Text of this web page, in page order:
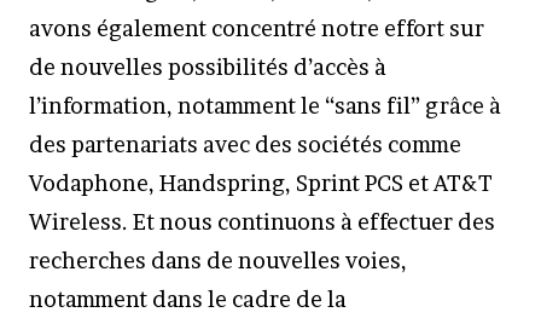
avons également concentré notre effort sur
de nouvelles possibilités d’accès à
l’information, notamment le “sans fil” grâce à
des partenariats avec des sociétés comme
Vodaphone, Handspring, Sprint PCS et AT&T
Wireless. Et nous continuons à effectuer des
recherches dans de nouvelles voies,
notamment dans le cadre de la